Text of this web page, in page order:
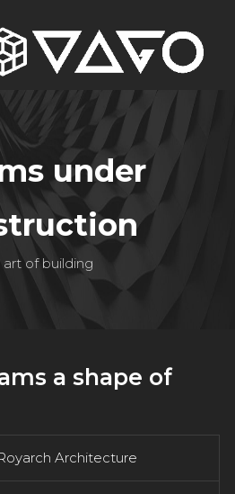
under
art of building
a shape of
Architecture